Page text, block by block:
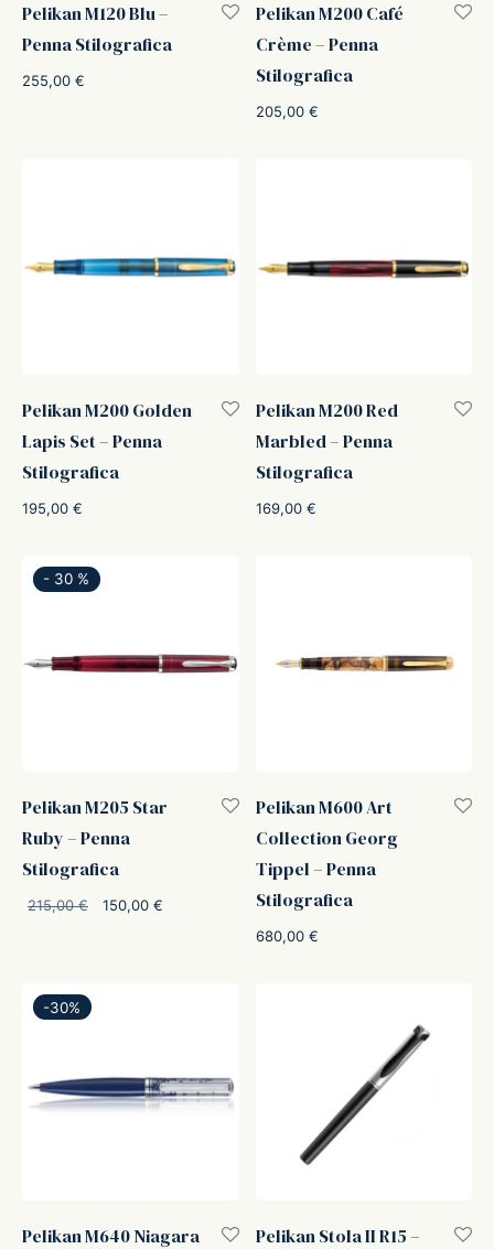
Pelikan M120 Blu –
Penna Stilografica
255,00 €
Pelikan M200 Café
Crème – Penna
Stilografica
205,00 €
Pelikan M200 Golden
Lapis Set – Penna
Stilografica
195,00 €
Pelikan M200 Red
Marbled – Penna
Stilografica
169,00 €
- 30 %
Pelikan M205 Star
Ruby – Penna
Stilografica
215,00€
Il prezzo
150,00 €
Pelikan M600 Art
Collection Georg
Tippel – Penna
Stilografica
680,00 €
-30%
Pelikan M640 Niagara
Pelikan Stola II R15 –